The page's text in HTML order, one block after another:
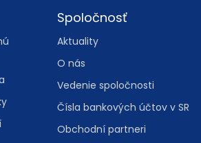
Spoločnosť
Aktuality
O nás
Vedenie spoločnosti
Čísla bankových účtov v SR
Obchodní partneri